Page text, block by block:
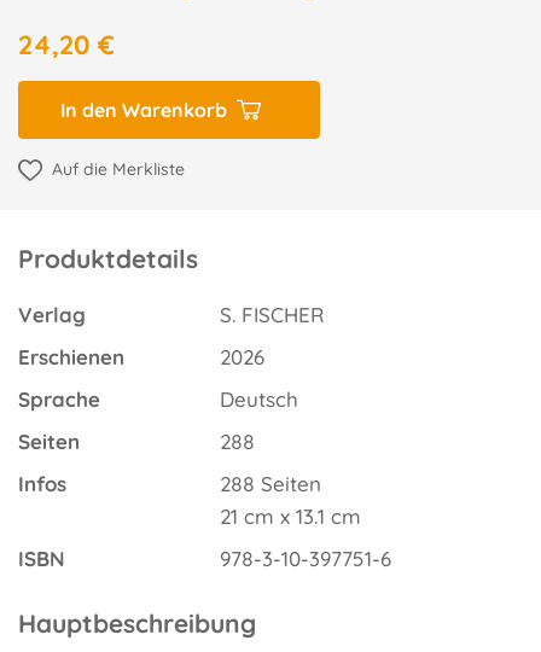
24,20 €
In den Warenkorb
Auf die Merkliste
Produktdetails
Verlag
S. FISCHER
Erschienen
2026
Sprache
Deutsch
Seiten
288
Infos
288 Seiten
21 cm x 13.1 cm
ISBN
978-3-10-397751-6
Hauptbeschreibung